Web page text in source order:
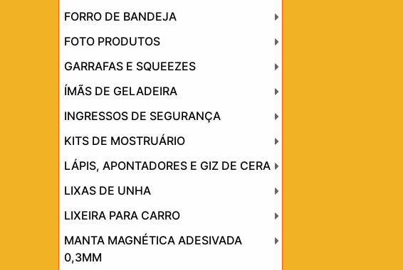
FORRO DE BANDEJA
FOTO PRODUTOS
GARRAFAS E SQUEEZES
ÍMÃS DE GELADEIRA
INGRESSOS DE SEGURANÇA
KITS DE MOSTRUÁRIO
LÁPIS, APONTADORES E GIZ DE CERA
LIXAS DE UNHA
LIXEIRA PARA CARRO
MANTA MAGNÉTICA ADESIVADA
0,3MM